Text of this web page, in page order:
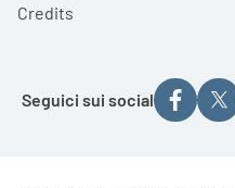
Credits
Seguici sui social